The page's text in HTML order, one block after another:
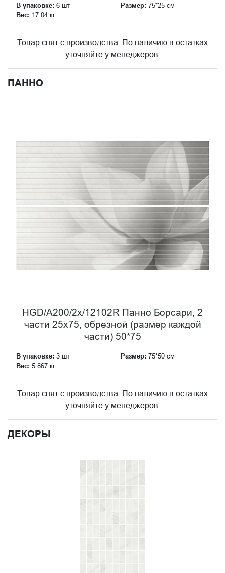
В упаковке: 6 шт Размер: 75*25 см
Вес: 17.04 кг
Товар снят с производства. По наличию в остатках
уточняйте у менеджеров.
ПАННО
HGD/A200/2x/12102R Панно Борсари, 2
части 25х75, обрезной (размер каждой
части) 50*75
В упаковке: 3 шт Размер: 75*50 см
Вес: 5.867 кг
Товар снят с производства. По наличию в остатках
уточняйте у менеджеров.
ДЕКОРЫ